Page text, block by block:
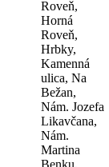
Roveň,
Horná
Roveň,
Hrbky,
Kamenná
ulica, Na
Bežan,
Nám. Jozefa
Likavčana,
Nám.
Martina
Benku,